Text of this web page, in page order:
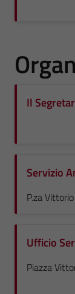
Il
Servizio
P.za
Ufficio
Piazza